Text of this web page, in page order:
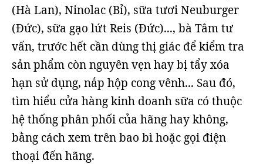
(Hà Lan), Ninolac (Bỉ), sữa tươi Neuburger
(Đức), sữa gạo lứt Reis (Đức)..., bà Tâm tư
vấn, trước hết cần dùng thị giác để kiểm tra
sản phẩm còn nguyên vẹn hay bị tẩy xóa
hạn sử dụng, nắp hộp cong vênh... Sau đó,
tìm hiểu cửa hàng kinh doanh sữa có thuộc
hệ thống phân phối của hãng hay không,
bằng cách xem trên bao bì hoặc gọi điện
thoại đến hãng.